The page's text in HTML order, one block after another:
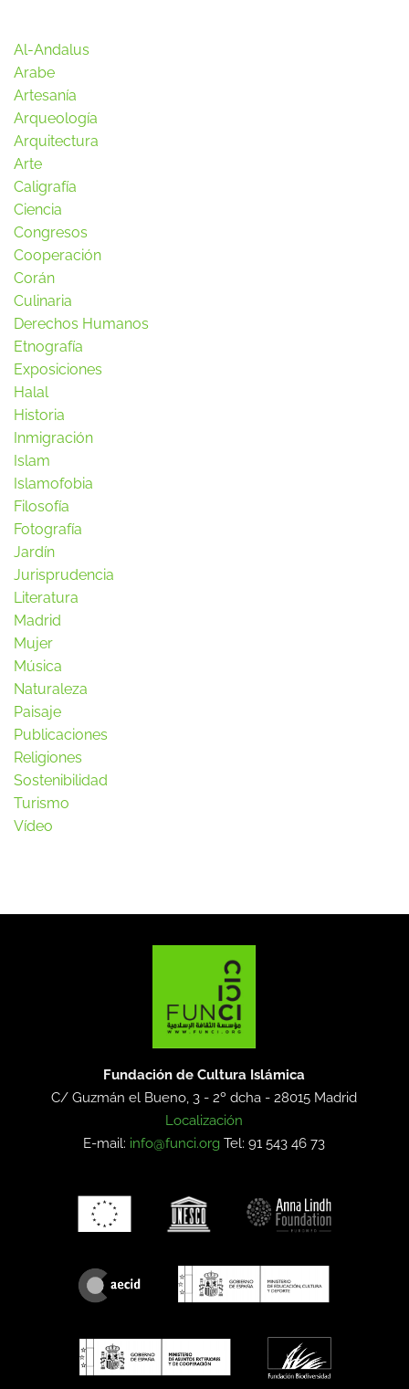
Al-Andalus
Arabe
Artesanía
Arqueología
Arquitectura
Arte
Caligrafía
Ciencia
Congresos
Cooperación
Corán
Culinaria
Derechos Humanos
Etnografía
Exposiciones
Halal
Historia
Inmigración
Islam
Islamofobia
Filosofía
Fotografía
Jardín
Jurisprudencia
Literatura
Madrid
Mujer
Música
Naturaleza
Paisaje
Publicaciones
Religiones
Sostenibilidad
Turismo
Vídeo
Fundación de Cultura Islámica
C/ Guzmán el Bueno, 3 - 2º dcha -28015 Madrid
Localización
E-mail: info@funci.org Tel: 91 543 46 73